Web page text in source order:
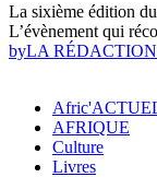
La sixième édition
L’évènement qui
byLA RÉDACTION
AFRIQUE
Culture
Livres